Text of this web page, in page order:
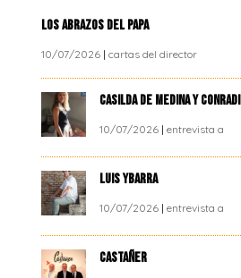
LOS ABRAZOS DEL PAPA
10/07/2026| cartas del director
CASILDA DE MEDINA Y CONRADI
10/07/2026| entrevista a
LUIS YBARRA
10/07/2026| entrevista a
CASTAÑER